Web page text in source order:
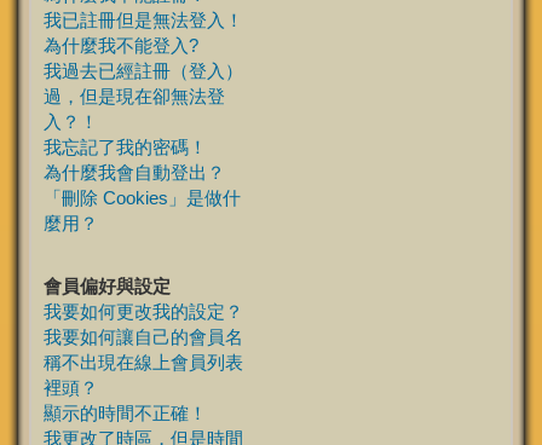
我已註冊但是無法登入！
為什麼我不能登入?
我過去已經註冊（登入）
過，但是現在卻無法登
入？！
我忘記了我的密碼！
為什麼我會自動登出？
「刪除 Cookies」是做什
麼用？
會員偏好與設定
我要如何更改我的設定？
我要如何讓自己的會員名
稱不出現在線上會員列表
裡頭？
顯示的時間不正確！
我更改了時區，但是時間